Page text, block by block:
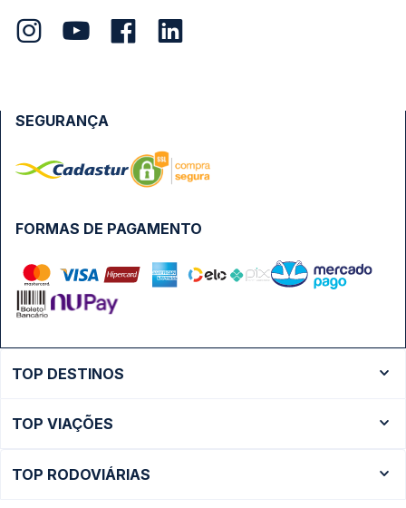
FORMAS DE PAGAMENTO
SEGURANÇA
TOP DESTINOS
Ônibus São Paulo
TOP VIAÇÕES
TOP RODOVIÁRIAS